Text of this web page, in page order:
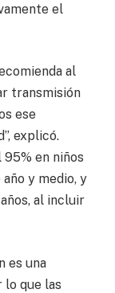
el
al
transmisión
ese
explicó.
en niños
y medio, y
al incluir
es una
lo que las